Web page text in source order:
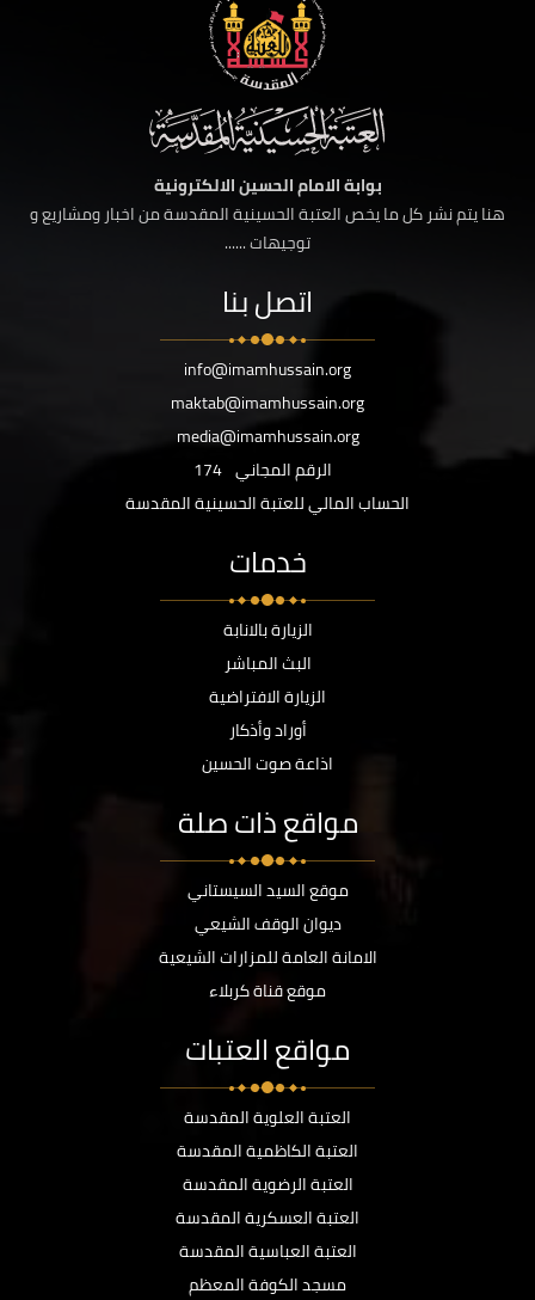
بوابة الامام الحسين الالكترونية
هنا يتم نشر كل ما يخص العتبة الحسينية المقدسة من اخبار ومشاريع و
توجيهات ......
اتصل بنا
info@imamhussain.org
maktab@imamhussain.org
media@imamhussain.org
الرقم المجاني 174
الحساب المالي للعتبة الحسينية المقدسة
خدمات
الزيارة بالانابة
البث المباشر
الزيارة الافتراضية
أوراد وأذكار
اذاعة صوت الحسين
مواقع ذات صلة
موقع السيد السيستاني
ديوان الوقف الشيعي
الامانة العامة للمزارات الشيعية
موقع قناة كربلاء
مواقع العتبات
العتبة العلوية المقدسة
العتبة الكاظمية المقدسة
العتبة الرضوية المقدسة
العتبة العسكرية المقدسة
العتبة العباسية المقدسة
مسجد الكوفة المعظم